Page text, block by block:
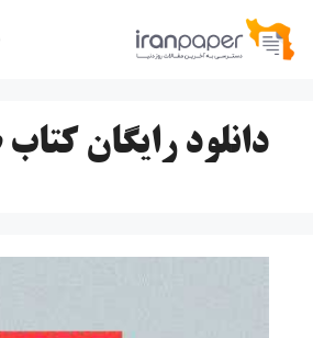
پرش
دانلود رایگان